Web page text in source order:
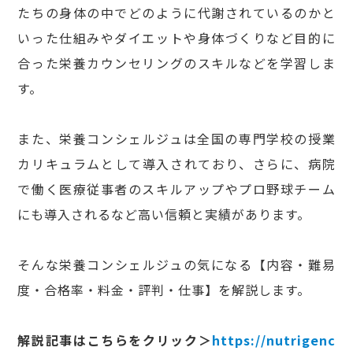
たちの身体の中でどのように代謝されているのかと
いった仕組みやダイエットや身体づくりなど目的に
合った栄養カウンセリングのスキルなどを学習しま
す。
また、栄養コンシェルジュは全国の専門学校の授業
カリキュラムとして導入されており、さらに、病院
で働く医療従事者のスキルアップやプロ野球チーム
にも導入されるなど高い信頼と実績があります。
そんな栄養コンシェルジュの気になる【内容・難易
度・合格率・料金・評判・仕事】を解説します。
解説記事はこちらをクリック＞https://nutrigenc